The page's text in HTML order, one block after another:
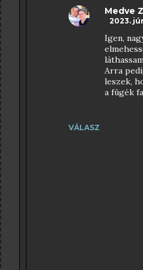
VÁLASZ
Medve
2023.
Igen,
Arra
leszek,
a fügék